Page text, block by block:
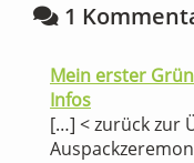
1
Mein erster
Infos
[…] < zurück zur